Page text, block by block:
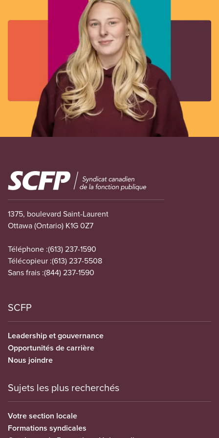
Image
1375, boulevard Saint-Laurent
Ottawa (Ontario) K1G 0Z7
Téléphone :(613) 237-1590
Télécopieur :(613) 237-5508
Sans frais :(844) 237-1590
SCFP
Leadership et gouvernance
Opportunités de carrière
Nous joindre
Sujets les plus recherchés
Votre section locale
Formations syndicales